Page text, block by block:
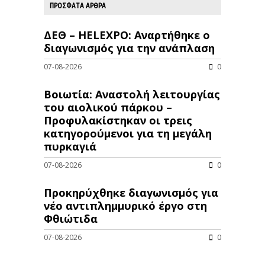
ΠΡΟΣΦΑΤΑ ΑΡΘΡΑ
ΔΕΘ – HELEXPO: Αναρτήθηκε ο
διαγωνισμός για την ανάπλαση
07-08-2026 0
Βοιωτία: Αναστολή λειτουργίας
του αιολικού πάρκου –
Προφυλακίστηκαν οι τρεις
κατηγορούμενοι για τη μεγάλη
πυρκαγιά
07-08-2026 0
Προκηρύχθηκε διαγωνισμός για
νέo αντιπλημμυρικό έργο στη
Φθιώτιδα
07-08-2026 0